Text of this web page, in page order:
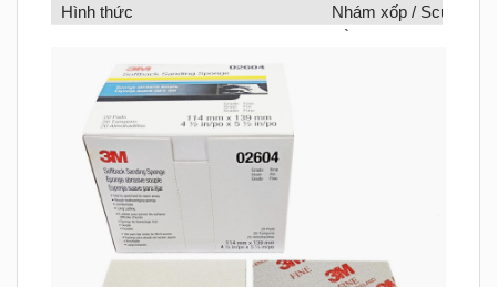
Hình thức
Nhám xốp / Scuff
Bằng tay / Hand
Loại bề mặt / Sanding Surface
Khô – Ướt / Wet or Dry